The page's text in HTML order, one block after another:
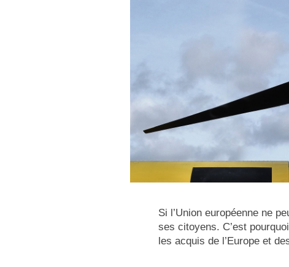
Si l’Union européenne ne
ses citoyens. C’est
les acquis de l’Europe et